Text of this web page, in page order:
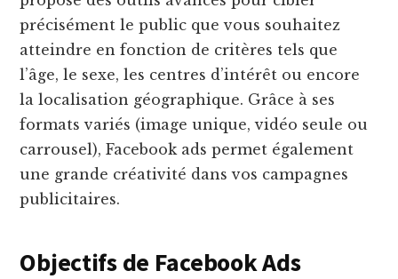
précisément le public que vous souhaitez
atteindre en fonction de critères tels que
l’âge, le sexe, les centres d’intérêt ou encore
la localisation géographique. Grâce à ses
formats variés (image unique, vidéo seule ou
carrousel), Facebook ads permet également
une grande créativité dans vos campagnes
publicitaires.
Objectifs de Facebook Ads